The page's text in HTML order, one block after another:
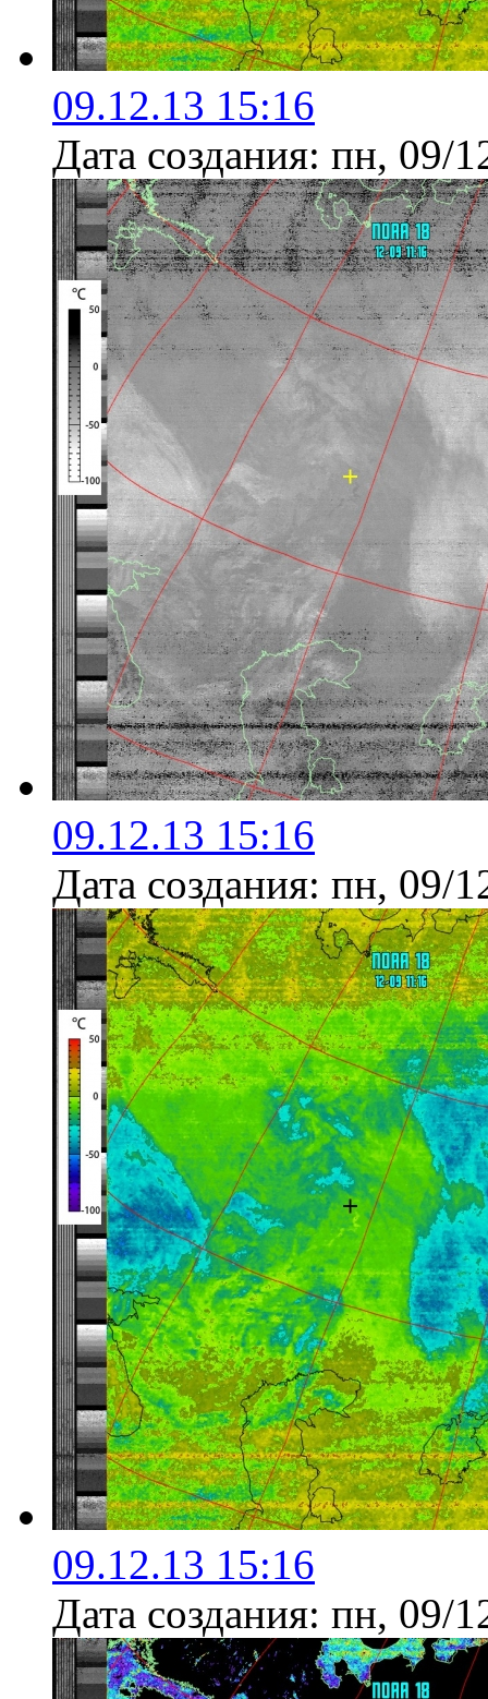
09.12.13 15:16
Дата создания: пн, 09/
09.12.13 15:16
Дата создания: пн, 09/
09.12.13 15:16
Дата создания: пн, 09/